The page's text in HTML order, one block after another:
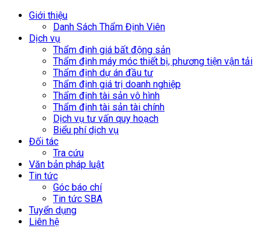
Giới thiệu
Danh Sách Thẩm Định Viên
Dịch vụ
Thẩm định giá bất động sản
Thẩm định máy móc thiết bị, phương tiện vận tải
Thẩm định dự án đầu tư
Thẩm định giá trị doanh nghiệp
Thẩm định tài sản vô hình
Thẩm định tài sản tài chính
Dịch vụ tư vấn quy hoạch
Biểu phí dịch vụ
Đối tác
Tra cứu
Văn bản pháp luật
Tin tức
Góc báo chí
Tin tức SBA
Tuyển dụng
Liên hệ